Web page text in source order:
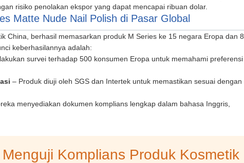
risiko penolakan ekspor yang dapat mencapai ribuan dolar.
Matte Nude Nail Polish di Pasar Global
China, berhasil memasarkan produk M Series ke 15 negara Eropa dan 8
keberhasilannya adalah:
survei terhadap 500 konsumen Eropa untuk memahami preferensi
– Produk diuji oleh SGS dan Intertek untuk memastikan sesuai dengan
menyediakan dokumen komplians lengkap dalam bahasa Inggris,
Komplians Produk Kosmetik